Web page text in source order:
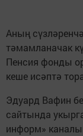
Аның
тәмамланачак
Пенсия фонды
кеше исәптә
Эдуард Вафин
сайтында
информ»